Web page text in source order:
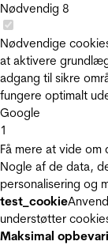
Nødvendig 8
Nødvendige
at aktivere
adgang til sikre
fungere optimalt
Google
1
Få mere at vide
Nogle af de data,
personalisering og
test_cookie
understøtter
Maksimal